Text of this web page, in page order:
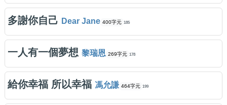
多謝你自己 Dear Jane 400字元 185
一人有一個夢想 黎瑞恩 269字元 178
給你幸福 所以幸福 馮允謙 464字元 199